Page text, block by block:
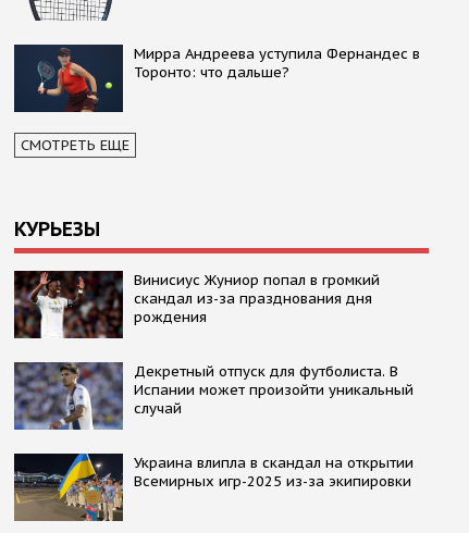
Мирра Андреева уступила Фернандес в
Торонто: что дальше?
СМОТРЕТЬ ЕЩЕ
КУРЬЕЗЫ
Винисиус Жуниор попал в громкий
скандал из-за празднования дня
рождения
Декретный отпуск для футболиста. В
Испании может произойти уникальный
случай
Украина влипла в скандал на открытии
Всемирных игр-2025 из-за экипировки